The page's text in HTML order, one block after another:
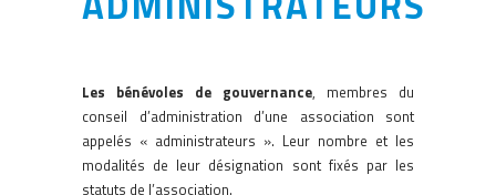
Les bénévoles de gouvernance, membres du
conseil d’administration d’une association sont
appelés « administrateurs ». Leur nombre et les
modalités de leur désignation sont fixés par les
statuts de l’association.